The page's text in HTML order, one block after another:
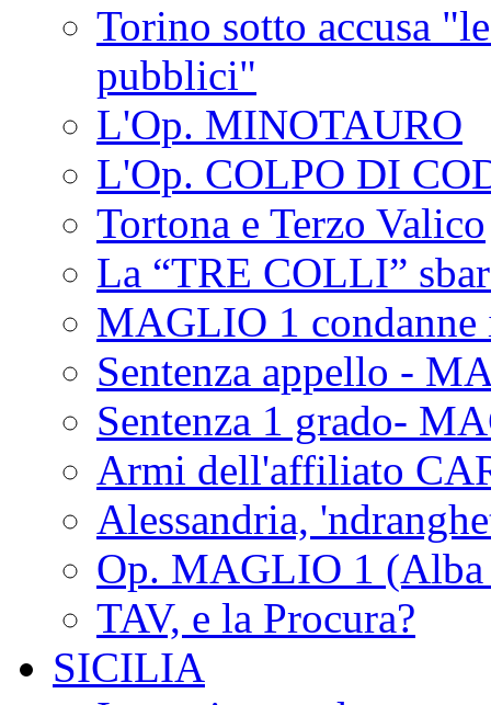
Torino sotto accusa
pubblici"
L'Op. MINOTAURO
L'Op. COLPO DI
Tortona e Terzo Valico
La “TRE COLLI”
MAGLIO 1 condanne
Sentenza appello -
Sentenza 1 grado-
Armi dell'affiliato
Alessandria,
Op. MAGLIO 1 (Alba
TAV, e la Procura?
SICILIA